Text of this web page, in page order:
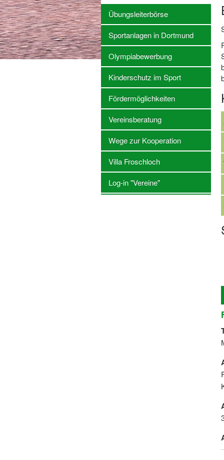
Übungsleiterbörse
Sportanlagen in Dortmund
Olympiabewerbung
Kinderschutz im Sport
Fördermöglichkeiten
Vereinsberatung
Wege zur Kooperation
Villa Froschloch
Log-in "Vereine"